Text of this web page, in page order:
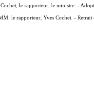
le rapporteur, le ministre. -
le rapporteur, Yves Cochet. - Retrait